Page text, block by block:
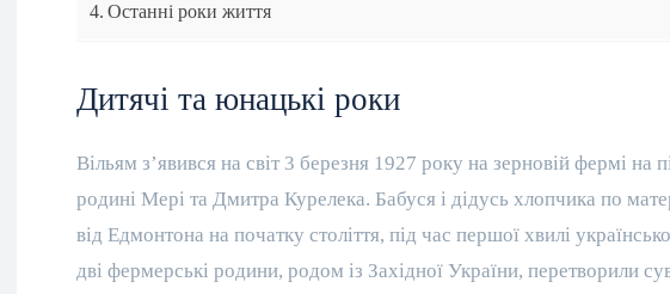
Останні роки життя
Дитячі та юнацькі роки
Вільям з’явився на світ 3 березня 1927 року на зерновій фермі на
родині Мері та Дмитра Курелека. Бабуся і дідусь хлопчика по
від Едмонтона на початку століття, під час першої хвилі
дві фермерські родини, родом із Західної України, перетворили